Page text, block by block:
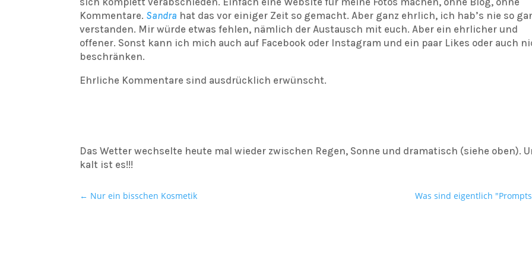
Kommentare. Sandra hat das vor einiger Zeit so gemacht. Aber ganz ehrlich, ich hab’s nie so
verstanden. Mir würde etwas fehlen, nämlich der Austausch mit euch. Aber ein ehrlicher und
offener. Sonst kann ich mich auch auf Facebook oder Instagram und ein paar Likes oder auch
beschränken.
Ehrliche Kommentare sind ausdrücklich erwünscht.
Das Wetter wechselte heute mal wieder zwischen Regen, Sonne und dramatisch (siehe oben).
kalt ist es!!!
← Nur ein bisschen Kosmetik Was sind eigentlich